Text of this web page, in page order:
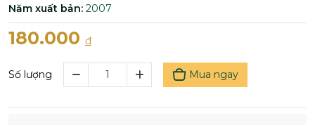
Năm xuất bản: 2007
180.000 đ
Số lượng Mua ngay